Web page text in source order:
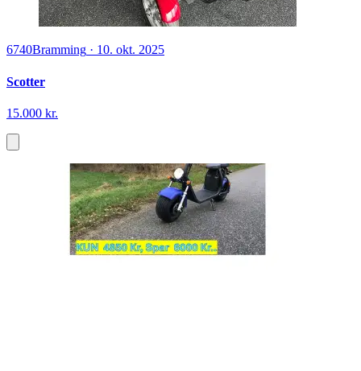
6740Bramming · 10. okt. 2025
Scotter
15.000 kr.